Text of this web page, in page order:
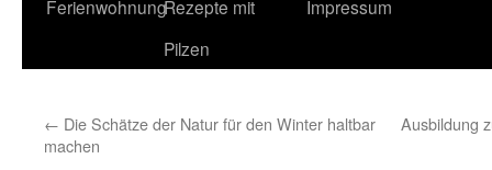
FerienwohnungRezepte mit
Pilzen
Impressum
← Die Schätze der Natur für den Winter haltbar
machen
Ausbildung